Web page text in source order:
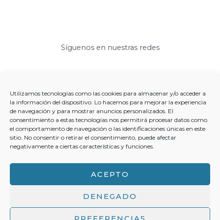
Utilizamos tecnologías como las cookies para almacenar y/o acceder a
la información del dispositivo. Lo hacemos para mejorar la experiencia
de navegación y para mostrar anuncios personalizados. El
consentimiento a estas tecnologías nos permitirá procesar datos como
el comportamiento de navegación o las identificaciones únicas en este
sitio. No consentir o retirar el consentimiento, puede afectar
negativamente a ciertas características y funciones.
ACEPTO
DENEGADO
PREFERENCIAS
Síguenos en nuestras redes
Más información
Política de cookies (UE)
políticas de privacidad
Copyright © 2026 La Historia Jamás Contada Powered by La
Historia Jamás Contada